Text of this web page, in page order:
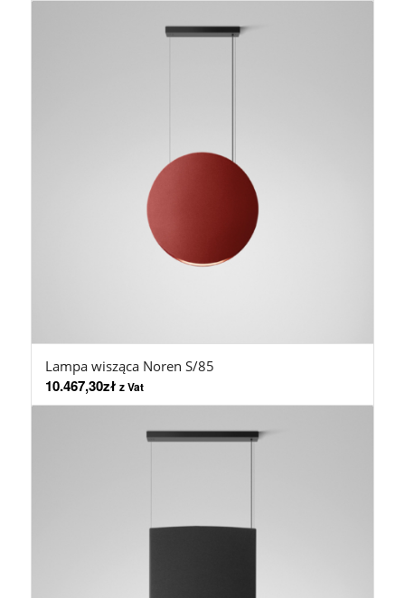
Lampa wisząca Noren S/85
10.467,30zł z Vat